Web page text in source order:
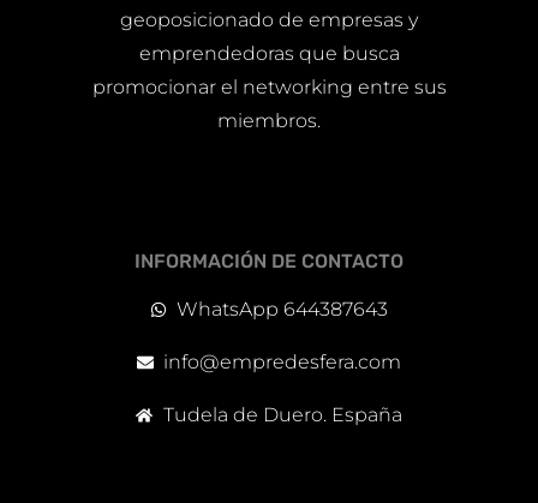
geoposicionado de empresas y
emprendedoras que busca
promocionar el networking entre sus
miembros.
INFORMACIÓN DE CONTACTO
WhatsApp 644387643
info@empredesfera.com
Tudela de Duero. España